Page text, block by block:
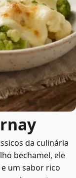
da culinária
bechamel, ele
um sabor rico